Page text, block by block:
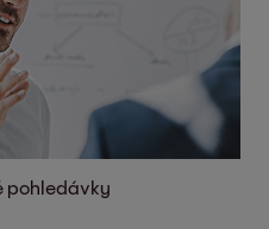
pohledávky